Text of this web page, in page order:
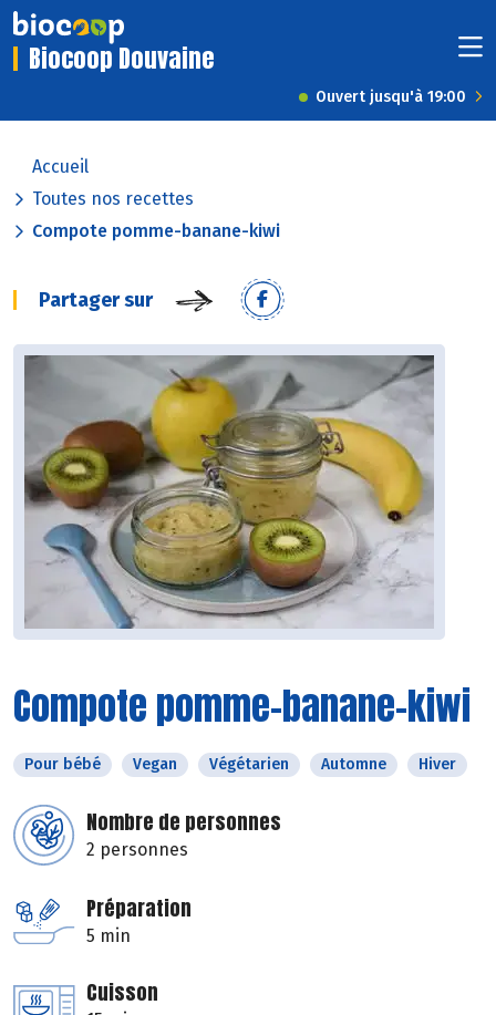
Biocoop Douvaine
Ouvert jusqu'à 19:00
Accueil
Toutes nos recettes
Compote pomme-banane-kiwi
Partager sur
Compote pomme-banane-kiwi
Pour bébé Vegan Végétarien Automne Hiver
Nombre de personnes
2 personnes
Préparation
5 min
Cuisson